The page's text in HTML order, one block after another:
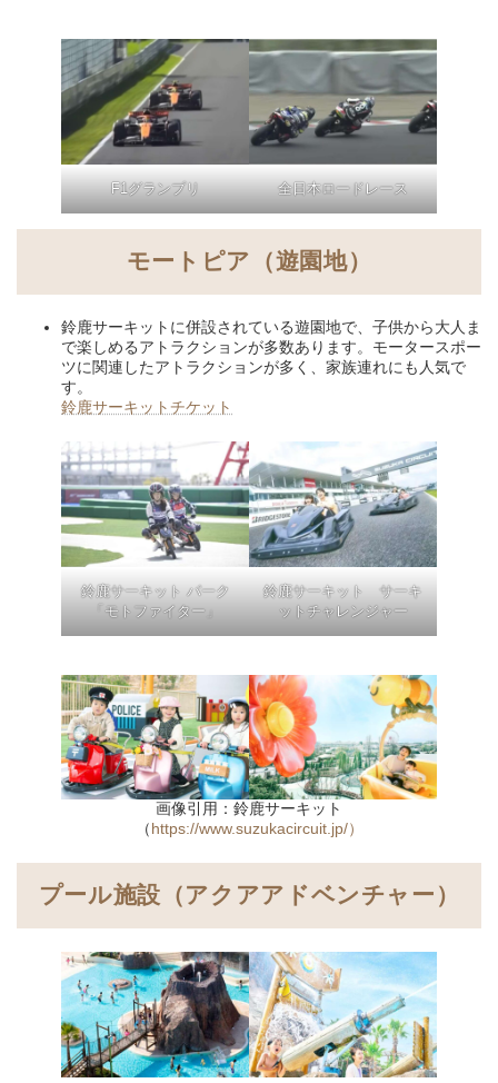
F1グランプリ 全日本ロードレース
モートピア（遊園地）
鈴鹿サーキットに併設されている遊園地で、子供から大人ま
で楽しめるアトラクションが多数あります。モータースポー
ツに関連したアトラクションが多く、家族連れにも人気で
す。
鈴鹿サーキットチケット
鈴鹿サーキット パーク
「モトファイター」
鈴鹿サーキット サーキ
ットチャレンジャー
画像引用：鈴鹿サーキット
（https://www.suzukacircuit.jp/）
プール施設（アクアアドベンチャー）